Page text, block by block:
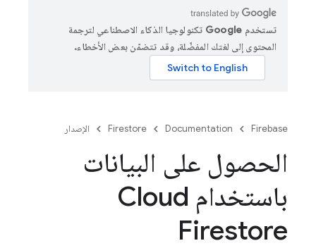
تستخدم Google تكنولوجيا الذكاء الاصطناعي لترجمة
المحتوى إلى لغتك المفضّلة، وقد تتضمّن بعض الأخطاء.
Firebase
Documentation
Firestore الإصدار
الحصول على البيانات
باستخدام Cloud
Firestore